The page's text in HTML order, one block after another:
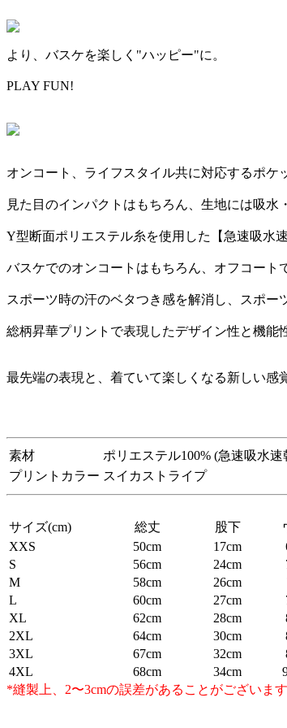
より、バスケを楽しく"ハッピー"に。
PLAY FUN!
オンコート、ライフスタイル共に対応するポケ
見た目のインパクトはもちろん、生地には吸
Y型断面ポリエステル糸を使用した【急速吸水
バスケでのオンコートはもちろん、オフコー
スポーツ時の汗のベタつき感を解消し、スポー
総柄昇華プリントで表現したデザイン性と機能
最先端の表現と、着ていて楽しくなる新しい感
素材
ポリエステル100% (急速吸水
プリントカラー スイカストライプ
サイズ(cm) 総丈 股下
XXS
50cm 17cm
S
56cm 24cm
M
58cm 26cm
L
60cm 27cm
XL
62cm 28cm
2XL
64cm 30cm
3XL
67cm 32cm
4XL
68cm 34cm
*縫製上、2〜3cmの誤差があることがございま